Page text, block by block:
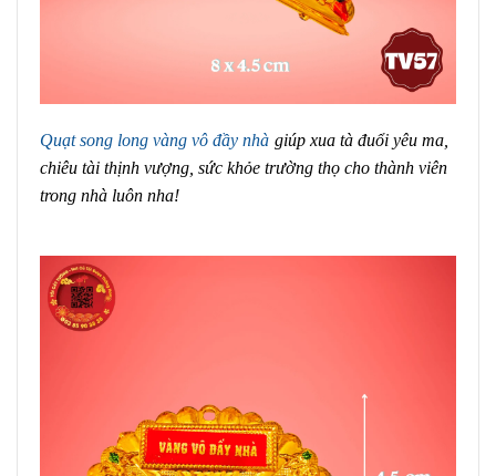
Quạt song long vàng vô đầy nhà giúp xua tà đuổi yêu ma,
chiêu tài thịnh vượng, sức khỏe trường thọ cho thành viên
trong nhà luôn nha!